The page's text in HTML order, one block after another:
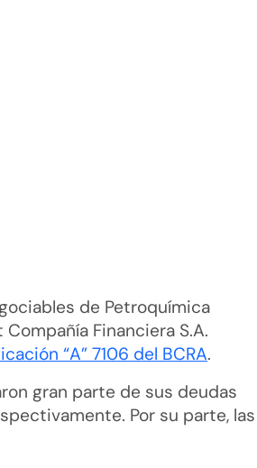
de Petroquímica
Financiera S.A.
“A” 7106 del BCRA.
gran parte de sus deudas
Por su parte, las